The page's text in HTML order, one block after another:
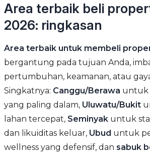
Area terbaik beli
2026: ringkasan
Area terbaik untuk membeli
bergantung pada tujuan Anda,
pertumbuhan, keamanan, atau
Singkatnya: Canggu/Berawa untuk
yang paling dalam, Uluwatu/Bukit
lahan tercepat, Seminyak untuk
dan likuiditas keluar, Ubud untuk
wellness yang defensif, dan sabuk